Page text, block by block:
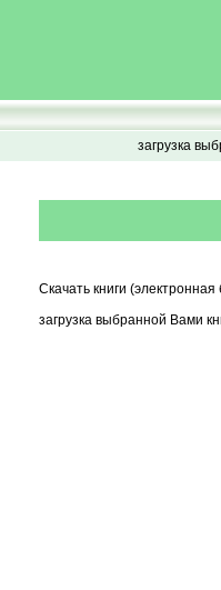
загрузка
Скачать книги
загрузка выбранной Вами